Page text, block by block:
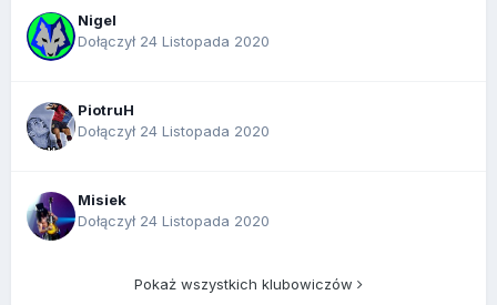
Nigel
Dołączył 24 Listopada 2020
PiotruH
Dołączył 24 Listopada 2020
Misiek
Dołączył 24 Listopada 2020
Pokaż wszystkich klubowiczów